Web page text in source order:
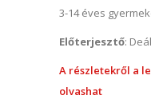
3-14 éves
Előterjesztő:
A részletekről a
olvashat